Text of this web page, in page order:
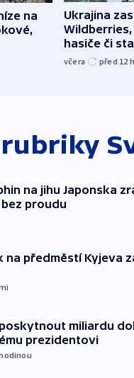
na
Ukrajina
hasiče či
včera před 12
na jihu Japonska
proudu
na předměstí Kyjeva
miliardu
prezidentovi